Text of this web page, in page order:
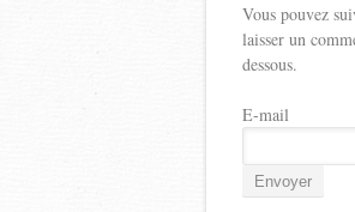
Vous pouvez
laisser un
dessous.
E-mail